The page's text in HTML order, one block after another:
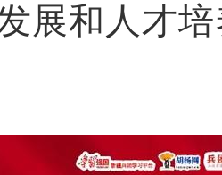
展和人才